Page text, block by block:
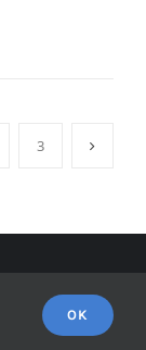
3
OK